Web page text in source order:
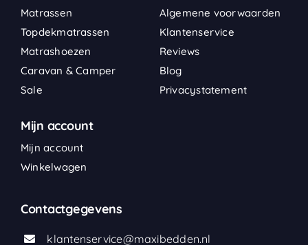
Matrassen
Topdekmatrassen
Matrashoezen
Caravan & Camper
Sale
Algemene voorwaarden
Klantenservice
Reviews
Blog
Privacystatement
Mijn account
Mijn account
Winkelwagen
Contactgegevens
klantenservice@maxibedden.nl